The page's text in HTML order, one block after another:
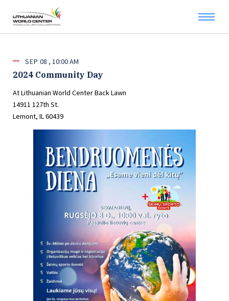
SEP 08 10:00 AM
2024 Community Day
At Lithuanian World Center Back Lawn
14911 127th St.
Lemont, IL 60439